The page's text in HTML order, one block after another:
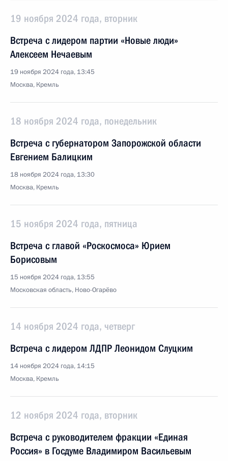
19 ноября 2024 года, вторник
Встреча с лидером партии «Новые люди»
Алексеем Нечаевым
19 ноября 2024 года, 13:45
Москва, Кремль
18 ноября 2024 года, понедельник
Встреча с губернатором Запорожской области
Евгением Балицким
18 ноября 2024 года, 13:30
Москва, Кремль
15 ноября 2024 года, пятница
Встреча с главой «Роскосмоса» Юрием
Борисовым
15 ноября 2024 года, 13:55
Московская область, Ново-Огарёво
14 ноября 2024 года, четверг
Встреча с лидером ЛДПР Леонидом Слуцким
14 ноября 2024 года, 14:15
Москва, Кремль
12 ноября 2024 года, вторник
Встреча с руководителем фракции «Единая
Россия» в Госдуме Владимиром Васильевым